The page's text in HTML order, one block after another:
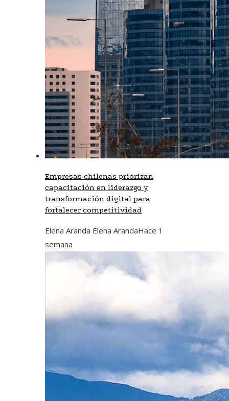
Empresas chilenas priorizan
capacitación en liderazgo y
transformación digital para
fortalecer competitividad
Elena Aranda Elena ArandaHace 1
semana